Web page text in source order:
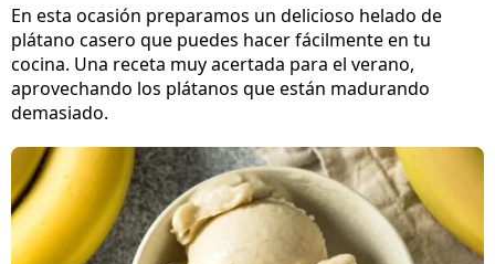
En esta ocasión preparamos un delicioso helado de
plátano casero que puedes hacer fácilmente en tu
cocina. Una receta muy acertada para el verano,
aprovechando los plátanos que están madurando
demasiado.